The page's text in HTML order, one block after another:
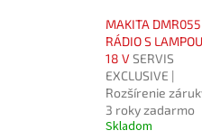
MAKITA
RÁDIO S
18 VSERVIS
EXCLUSIVE |
Rozšírenie
3 roky zadarmo
Skladom